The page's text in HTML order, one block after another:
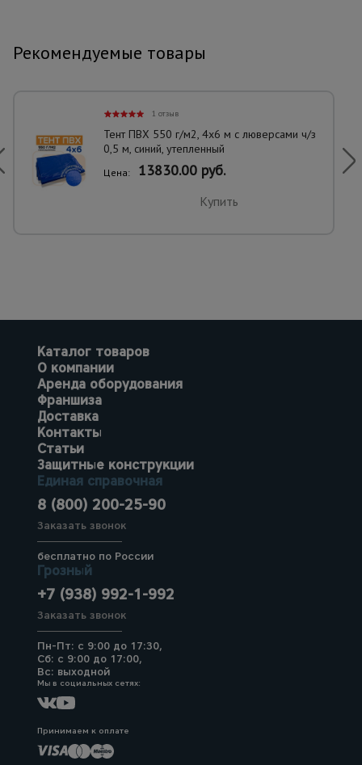
Рекомендуемые товары
1 отзыв
Тент ПВХ 550 г/м2, 4х6 м с люверсами ч/з
0,5 м, синий, утепленный
Цена: 13830.00 руб.
Купить
Каталог товаров
О компании
Аренда оборудования
Франшиза
Доставка
Контакты
Статьи
Защитные конструкции
Единая справочная
8 (800) 200-25-90
Заказать звонок
бесплатно по России
Грозный
+7 (938) 992-1-992
Заказать звонок
Пн-Пт: с 9:00 до 17:30,
Сб: с 9:00 до 17:00,
Вс: выходной
Мы в социальных сетях:
Принимаем к оплате